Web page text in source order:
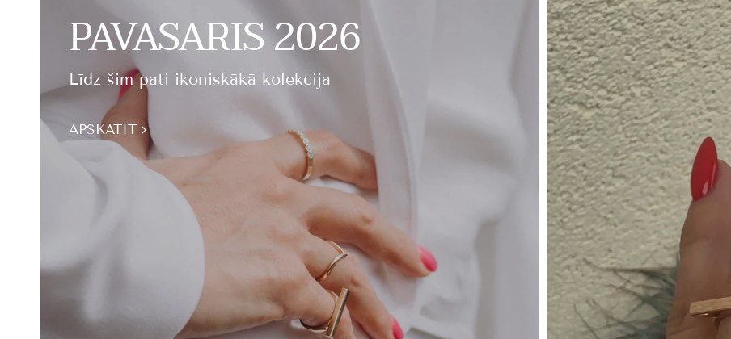
PAVASARIS 2026
Līdz šim pati ikoniskākā kolekcija
APSKATĪT